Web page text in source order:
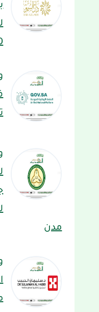
مدن